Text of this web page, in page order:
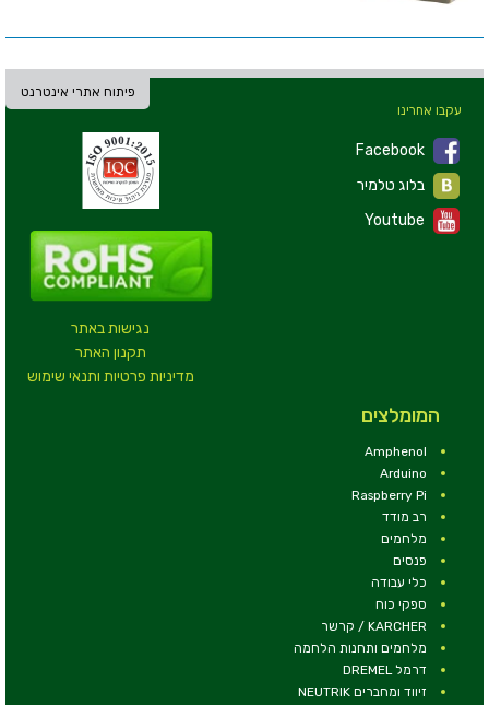
פיתוח אתרי אינטרנט
נגישות באתר
תקנון האתר
מדיניות פרטיות ותנאי שימוש
עקבו אחרינו
Facebook
Youtube
המומלצים
Amphenol
Arduino
Raspberry Pi
רב מודד
מלחמים
פנסים
כלי עבודה
ספקי כוח
KARCHER / קרשר
מלחמים ותחנות הלחמה
דרמל DREMEL
זיווד ומחברים NEUTRIK